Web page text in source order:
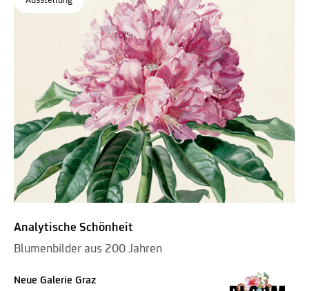
Analytische Schönheit
Blumenbilder aus 200 Jahren
Neue Galerie Graz